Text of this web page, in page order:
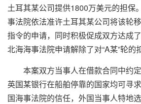
土耳其某公司提供1800万美元的担保
事法院依法准许土耳其某公司将该轮
指令的申请，同时积极促成双方达成
北海海事法院申请解除了对“A某”轮的
本案双方当事人在借款合同中约定
英国某银行在船舶停靠的国家均可寻
国海事法院的信任，外国当事人特地